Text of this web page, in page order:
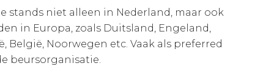
stands niet alleen in Nederland, maar ook
in Europa, zoals Duitsland, Engeland,
België, Noorwegen etc. Vaak als preferred
beursorganisatie.